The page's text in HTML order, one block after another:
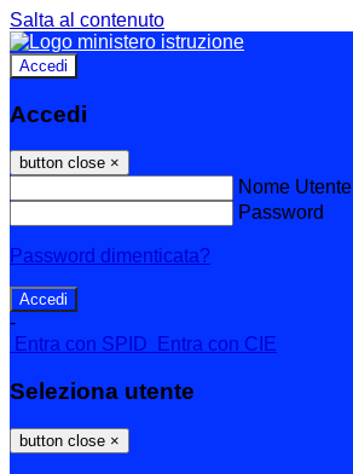
Salta al contenuto
Accedi
Accedi
button close ×
Nome Utente
Password
Password dimenticata?
-
Entra con SPID
Entra con CIE
Seleziona utente
button close ×